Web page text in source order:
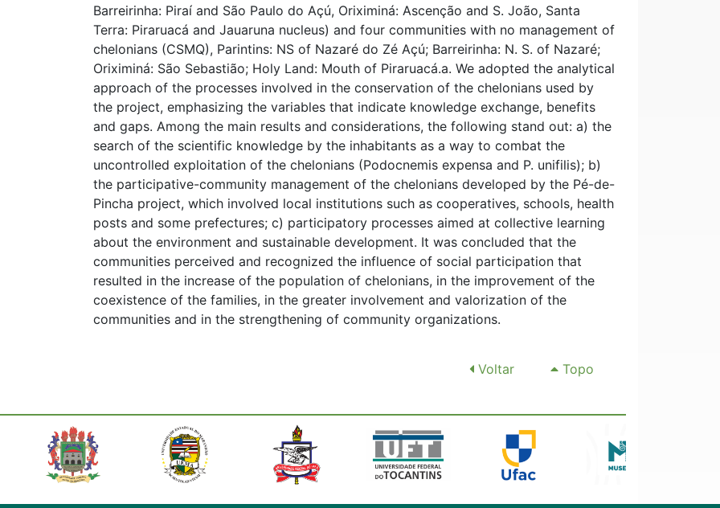
Barreirinha: Piraí and São Paulo do Açú, Oriximiná: Ascenção and S. João, Santa
Terra: Piraruacá and Jauaruna nucleus) and four communities with no management of
chelonians (CSMQ), Parintins: NS of Nazaré do Zé Açú; Barreirinha: N. S. of Nazaré;
Oriximiná: São Sebastião; Holy Land: Mouth of Piraruacá.a. We adopted the analytical
approach of the processes involved in the conservation of the chelonians used by
the project, emphasizing the variables that indicate knowledge exchange, benefits
and gaps. Among the main results and considerations, the following stand out: a) the
search of the scientific knowledge by the inhabitants as a way to combat the
uncontrolled exploitation of the chelonians (Podocnemis expensa and P. unifilis); b)
the participative-community management of the chelonians developed by the Pé-de-
Pincha project, which involved local institutions such as cooperatives, schools, health
posts and some prefectures; c) participatory processes aimed at collective learning
about the environment and sustainable development. It was concluded that the
communities perceived and recognized the influence of social participation that
resulted in the increase of the population of chelonians, in the improvement of the
coexistence of the families, in the greater involvement and valorization of the
communities and in the strengthening of community organizations.
Voltar Topo